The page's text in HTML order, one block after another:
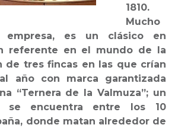
1810.
Mucho
es un clásico en
referente en el mundo de la
de tres fincas en las que crían
año con marca garantizada
“Ternera de la Valmuza”; un
se encuentra entre los 10
donde matan alrededor de